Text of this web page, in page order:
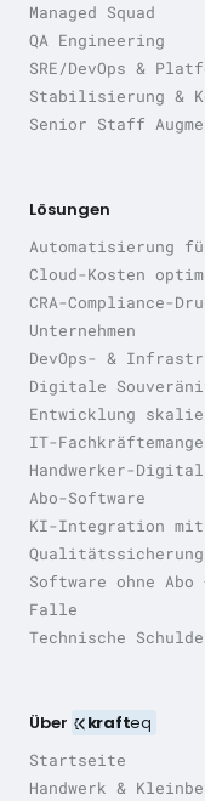
Managed Squad
QA Engineering
SRE/DevOps &
Stabilisierung &
Senior Staff
Lösungen
Automatisierung
Cloud-Kosten
CRA-Compliance-
Unternehmen
DevOps- &
Digitale
Entwicklung
IT-
Handwerker-
Abo-Software
KI-Integration mit
Software ohne
Falle
Technische
Über krafteq
Startseite
Handwerk &